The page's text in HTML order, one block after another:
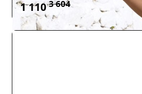
1 110 3 604